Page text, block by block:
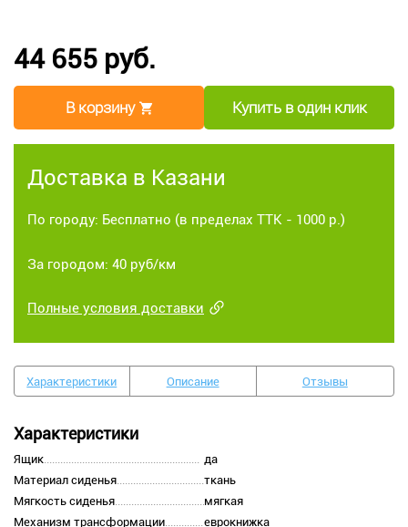
44 655 руб.
В корзину Купить в один клик
Доставка в Казани
По городу: Бесплатно (в пределах ТТК - 1000 р.)
За городом: 40 руб/км
Полные условия доставки
Характеристики Описание Отзывы
Характеристики
Ящик
да
Материал сиденья
ткань
Мягкость сиденья
мягкая
Механизм трансформации
еврокнижка